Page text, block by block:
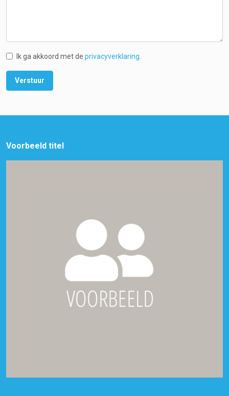
Ik ga akkoord met de privacyverklaring
Voorbeeld titel